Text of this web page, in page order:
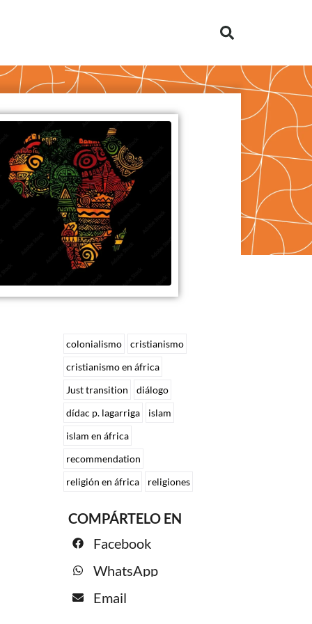
colonialismo
cristianismo
cristianismo en áfrica
Just transition
diálogo
dídac p. lagarriga
islam
islam en áfrica
recommendation
religión en áfrica
religiones
COMPÁRTELO EN
Facebook
WhatsApp
Email